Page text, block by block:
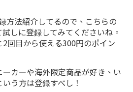
方法紹介してるので、こちらの
しに登録してみてくださいね。
回目から使える300円のポイン
カーや海外限定商品が好き、い
う方は登録すべし！